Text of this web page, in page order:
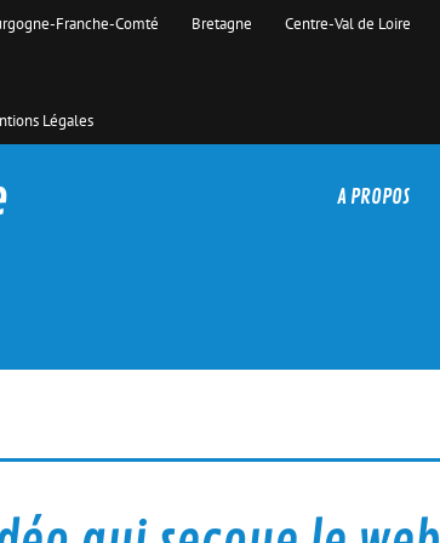
Franche-Comté Bretagne Centre-Val de Loire
Légales
A PROPOS